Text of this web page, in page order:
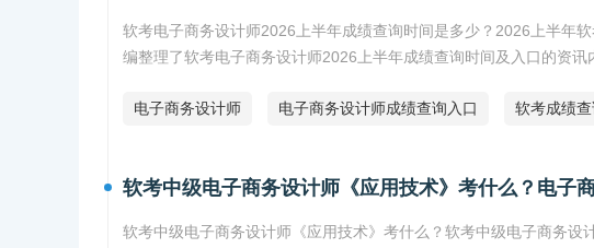
软考电子商务设计师2026上半年成绩查询时间是多少？2026上半年
编整理了软考电子商务设计师2026上半年成绩查询时间及入口的资讯
电子商务设计师 电子商务设计师成绩查询入口 软考成绩查
软考中级电子商务设计师《应用技术》考什么？电子
软考中级电子商务设计师《应用技术》考什么？软考中级电子商务